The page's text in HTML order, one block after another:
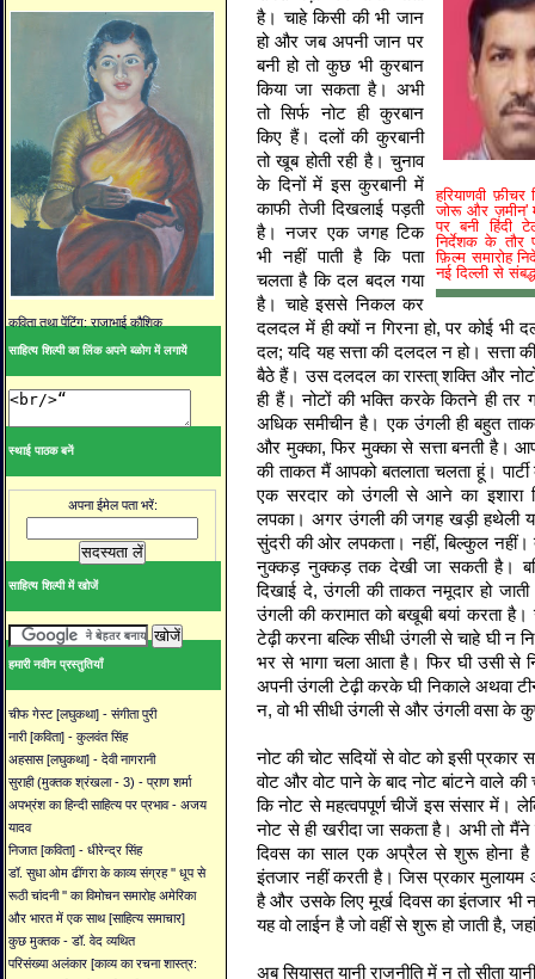
कविता तथा पेंटिंग: राजाभाई कौशिक
साहित्य शिल्पी का लिंक अपने ब्ळोग में लगायें
स्थाई पाठक बनें
अपना ईमेल पता भरें:
साहित्य शिल्पी में खोजें
हमारी नवीन प्रस्तुतियाँ
चीफ गेस्ट [लघुकथा] - संगीता पुरी
नारी [कविता] - कुलवंत सिंह
अहसास [लघुकथा] - देवी नागरानी
सुराही (मुक्तक श्रंखला - 3) - प्राण शर्मा
अपभ्रंश का हिन्दी साहित्य पर प्रभाव - अजय
यादव
निजात [कविता] - धीरेन्द्र सिंह
डॉ. सुधा ओम ढींगरा के काव्य संग्रह '' धूप से
रूठी चांदनी '' का विमोचन समारोह अमेरिका
और भारत में एक साथ [साहित्य समाचार]
कुछ मुक्तक - डॉ. वेद व्यथित
परिसंख्या अलंकार [काव्य का रचना शास्त्र:
हरियाणवी
जोरू और ज़मीन'
पर बनी हिंदी
निर्देशक के तौर
फ़िल्म समारोह
नई दिल्ली से
है। चाहे किसी की भी जान
हो और जब अपनी जान पर
बनी हो तो कुछ भी कुरबान
किया जा सकता है। अभी
तो सिर्फ नोट ही कुरबान
किए हैं। दलों की कुरबानी
तो खूब होती रही है। चुनाव
के दिनों में इस कुरबानी में
काफी तेजी दिखलाई पड़ती
है। नजर एक जगह टिक
भी नहीं पाती है कि पता
चलता है कि दल बदल गया
है। चाहे इससे निकल कर
दलदल में ही क्यों न गिरना हो, पर कोई
दल; यदि यह सत्ता की दलदल न हो। सत्ता
बैठे हैं। उस दलदल का रास्ता् शक्ति और
ही हैं। नोटों की भक्ति करके कितने ही तर
अधिक समीचीन है। एक उंगली ही बहुत
और मुक्का, फिर मुक्का से सत्ता बनती है।
की ताकत मैं आपको बतलाता चलता हूं।
एक सरदार को उंगली से आने का इशारा
लपका। अगर उंगली की जगह खड़ी हथेली या
सुंदरी की ओर लपकता। नहीं, बिल्कुल
नुक्कड़ नुक्कड़ तक देखी जा सकती है।
दिखाई दे, उंगली की ताकत नमूदार हो जाती
उंगली की करामात को बखूबी बयां करता
टेढ़ी करना बल्कि सीधी उंगली से चाहे घी न
भर से भागा चला आता है। फिर घी उसी से
अपनी उंगली टेढ़ी करके घी निकाले अथवा
न, वो भी सीधी उंगली से और उंगली वसा के
नोट की चोट सदियों से वोट को इसी प्रकार
वोट और वोट पाने के बाद नोट बांटने वाले
कि नोट से महत्वपपूर्ण चीजें इस संसार में।
नोट से ही खरीदा जा सकता है। अभी तो मैंने
दिवस का साल एक अप्रैल से शुरू होना है
इंतजार नहीं करती है। जिस प्रकार मुलायम
है और उसके लिए मूर्ख दिवस का इंतजार भी
यह वो लाईन है जो वहीं से शुरू हो जाती है,
अब सियासत यानी राजनीति में न तो सीता